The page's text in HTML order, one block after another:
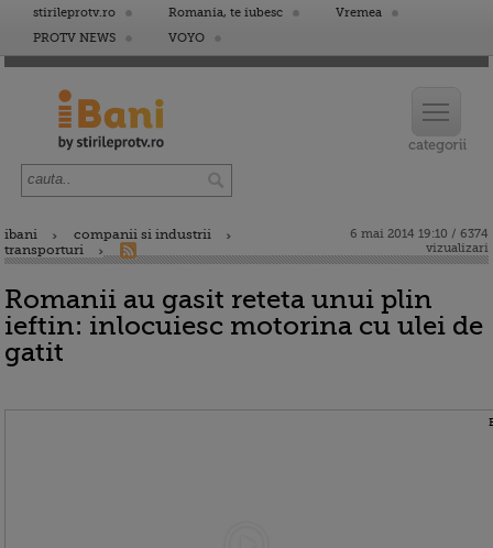
stirileprotv.ro Romania, te iubesc
Vremea
PROTV NEWS
VOYO
ibani
companii si industrii
transporturi
6 mai 2014 19:10 / 6374
vizualizari
Romanii au gasit reteta unui plin
ieftin: inlocuiesc motorina cu ulei de
gatit